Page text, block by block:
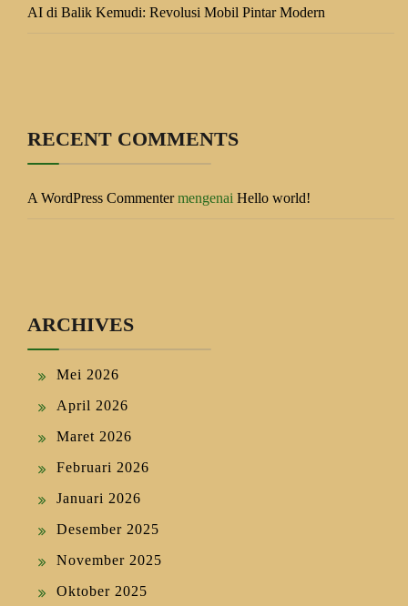
AI di Balik Kemudi: Revolusi Mobil Pintar Modern
RECENT COMMENTS
A WordPress Commentermengenai Hello world!
ARCHIVES
Mei 2026
April 2026
Maret 2026
Februari 2026
Januari 2026
Desember 2025
November 2025
Oktober 2025